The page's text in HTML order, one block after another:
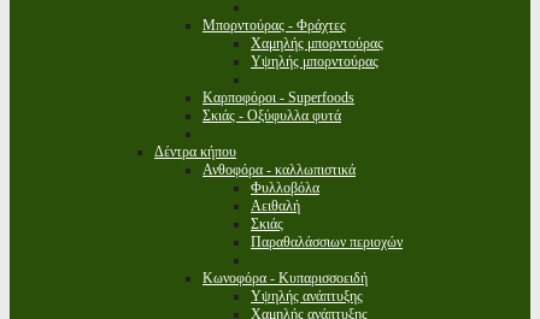
Μπορντούρας - Φράχτες
Χαμηλής μπορντούρας
Υψηλής μπορντούρας
Καρποφόροι - Superfoods
Σκιάς - Οξύφυλλα φυτά
Δέντρα κήπου
Ανθοφόρα - καλλωπιστικά
Φυλλοβόλα
Αειθαλή
Σκιάς
Παραθαλάσσιων περιοχών
Κωνοφόρα - Κυπαρισσοειδή
Υψηλής ανάπτυξης
Χαμηλής ανάπτυξης